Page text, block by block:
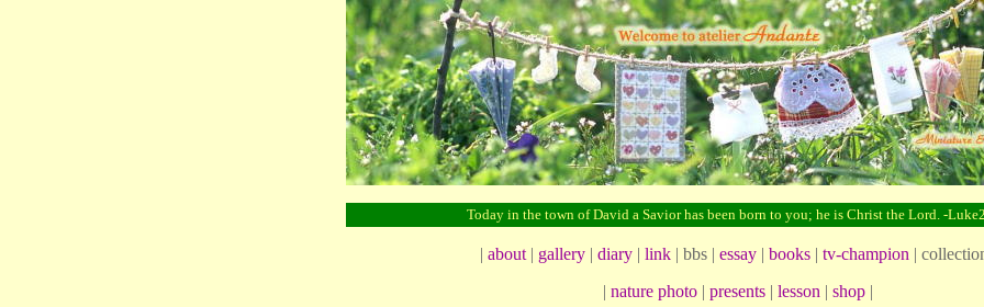
Today in the town of David a Savior has been born to you; he is Christ the Lord. -
| about | gallery | diary | link | bbs | essay | books | tv-champion |
| nature photo | presents | lesson | shop |